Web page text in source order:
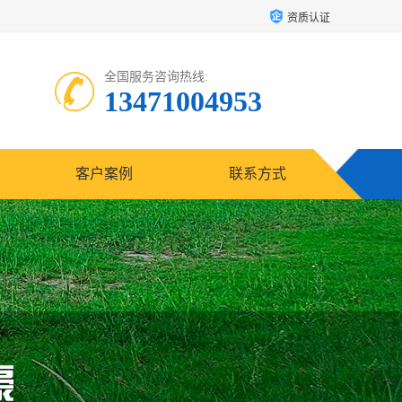
资质认证
全国服务咨询热线:
13471004953
客户案例 联系方式